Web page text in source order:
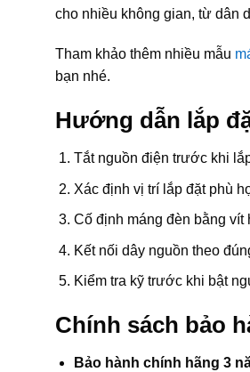
cho nhiều không gian, từ dân
Tham khảo thêm nhiều mẫu
bạn nhé.
Hướng dẫn lắp
Tắt nguồn điện trước khi
Xác định vị trí lắp đặt phù
Cố định máng đèn bằng vít
Kết nối dây nguồn theo
Kiểm tra kỹ trước khi bật
Chính sách bảo
Bảo hành chính hãng 3